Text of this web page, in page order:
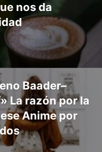
nos da
Baader–
La razón por la
Anime por